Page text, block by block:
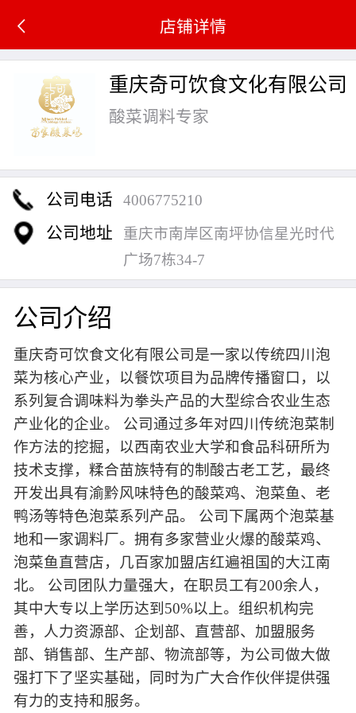
店铺详情
重庆奇可饮食文化有限公司
酸菜调料专家
公司电话 4006775210
公司地址
重庆市南岸区南坪协信星光时代
广场7栋34-7
公司介绍
重庆奇可饮食文化有限公司是一家以传统四川泡
菜为核心产业，以餐饮项目为品牌传播窗口，以
系列复合调味料为拳头产品的大型综合农业生态
产业化的企业。 公司通过多年对四川传统泡菜制
作方法的挖掘，以西南农业大学和食品科研所为
技术支撑，糅合苗族特有的制酸古老工艺，最终
开发出具有渝黔风味特色的酸菜鸡、泡菜鱼、老
鸭汤等特色泡菜系列产品。 公司下属两个泡菜基
地和一家调料厂。拥有多家营业火爆的酸菜鸡、
泡菜鱼直营店，几百家加盟店红遍祖国的大江南
北。 公司团队力量强大，在职员工有200余人，
其中大专以上学历达到50%以上。组织机构完
善，人力资源部、企划部、直营部、加盟服务
部、销售部、生产部、物流部等，为公司做大做
强打下了坚实基础，同时为广大合作伙伴提供强
有力的支持和服务。